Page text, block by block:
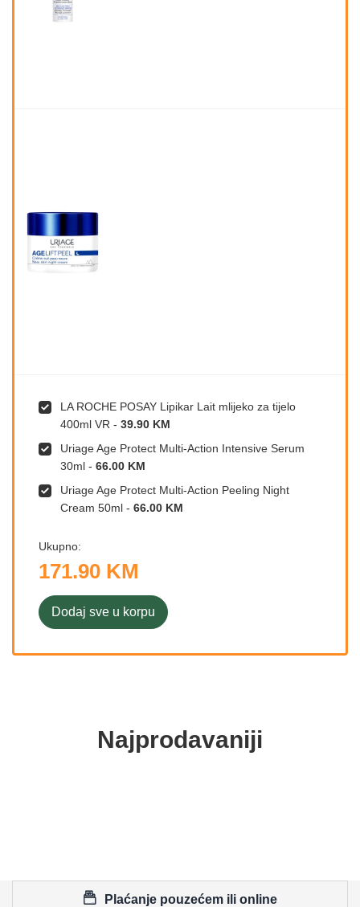
LA ROCHE POSAY Lipikar Lait mlijeko za tijelo
400ml VR - 39.90 KM
Uriage Age Protect Multi-Action Intensive Serum
30ml - 66.00 KM
Uriage Age Protect Multi-Action Peeling Night
Cream 50ml - 66.00 KM
Ukupno:
171.90 KM
Dodaj sve u korpu
Najprodavaniji
Plaćanje pouzećem ili online